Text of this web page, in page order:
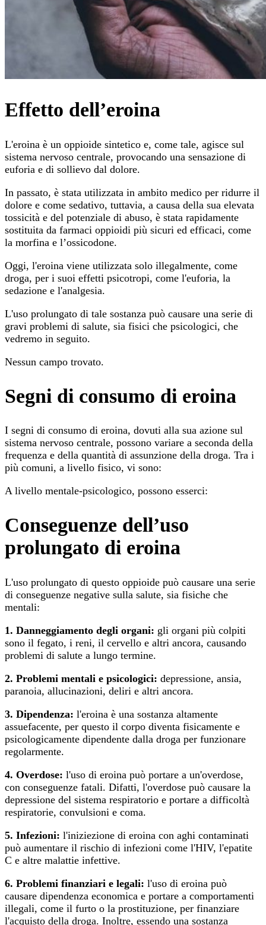
Effetto dell’eroina
L'eroina è un oppioide sintetico e, come tale, agisce sul
sistema nervoso centrale, provocando una sensazione di
euforia e di sollievo dal dolore.
In passato, è stata utilizzata in ambito medico per ridurre il
dolore e come sedativo, tuttavia, a causa della sua elevata
tossicità e del potenziale di abuso, è stata rapidamente
sostituita da farmaci oppioidi più sicuri ed efficaci, come
la morfina e l’ossicodone.
Oggi, l'eroina viene utilizzata solo illegalmente, come
droga, per i suoi effetti psicotropi, come l'euforia, la
sedazione e l'analgesia.
L'uso prolungato di tale sostanza può causare una serie di
gravi problemi di salute, sia fisici che psicologici, che
vedremo in seguito.
Nessun campo trovato.
Segni di consumo di eroina
I segni di consumo di eroina, dovuti alla sua azione sul
sistema nervoso centrale, possono variare a seconda della
frequenza e della quantità di assunzione della droga. Tra i
più comuni, a livello fisico, vi sono:
A livello mentale-psicologico, possono esserci:
Conseguenze dell’uso
prolungato di eroina
L'uso prolungato di questo oppioide può causare una serie
di conseguenze negative sulla salute, sia fisiche che
mentali:
1. Danneggiamento degli organi: gli organi più colpiti
sono il fegato, i reni, il cervello e altri ancora, causando
problemi di salute a lungo termine.
2. Problemi mentali e psicologici: depressione, ansia,
paranoia, allucinazioni, deliri e altri ancora.
3. Dipendenza: l'eroina è una sostanza altamente
assuefacente, per questo il corpo diventa fisicamente e
psicologicamente dipendente dalla droga per funzionare
regolarmente.
4. Overdose: l'uso di eroina può portare a un'overdose,
con conseguenze fatali. Difatti, l'overdose può causare la
depressione del sistema respiratorio e portare a difficoltà
respiratorie, convulsioni e coma.
5. Infezioni: l'iniziezione di eroina con aghi contaminati
può aumentare il rischio di infezioni come l'HIV, l'epatite
C e altre malattie infettive.
6. Problemi finanziari e legali: l'uso di eroina può
causare dipendenza economica e portare a comportamenti
illegali, come il furto o la prostituzione, per finanziare
l'acquisto della droga. Inoltre, essendo una sostanza